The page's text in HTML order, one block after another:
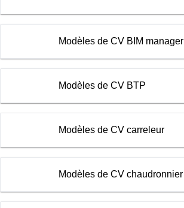
Modèles de CV BIM manager
Modèles de CV BTP
Modèles de CV carreleur
Modèles de CV chaudronnier